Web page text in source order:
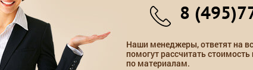
8
Наши менеджеры, ответят на
помогут рассчитать
по материалам.